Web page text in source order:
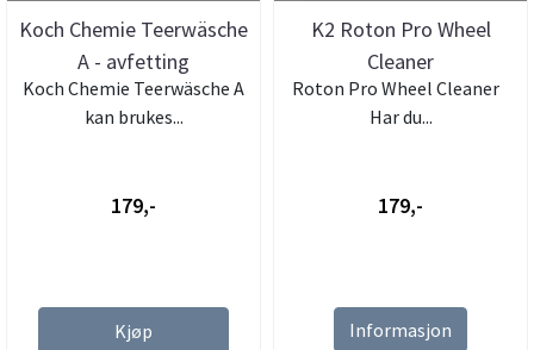
Koch Chemie Teerwäsche
A - avfetting
Koch Chemie Teerwäsche A
kan brukes...
179,-
Kjøp
K2 Roton Pro Wheel
Cleaner
Roton Pro Wheel Cleaner
Har du...
179,-
Informasjon